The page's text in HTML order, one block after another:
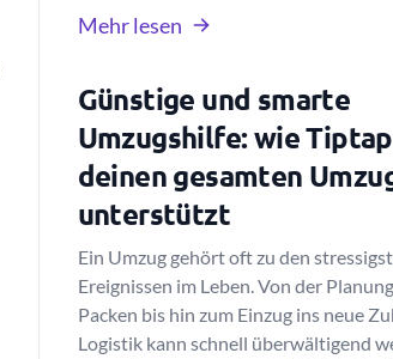
Mehr lesen
Günstige und smarte
Umzugshilfe: wie
deinen gesamten
unterstützt
Ein Umzug gehört oft zu den
Ereignissen im Leben. Von der
Packen bis hin zum Einzug ins neue
Logistik kann schnell überwältigend